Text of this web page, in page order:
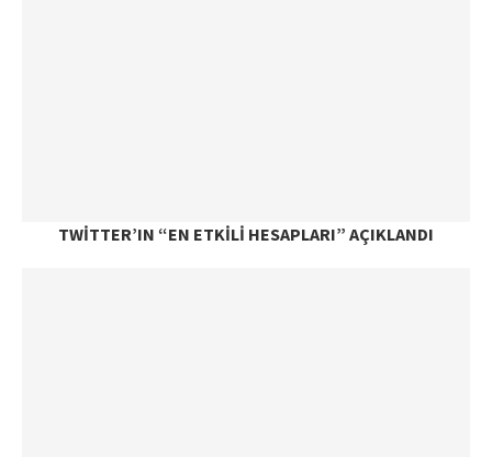
TWITTER’IN “EN ETKILI HESAPLARI” AÇIKLANDI